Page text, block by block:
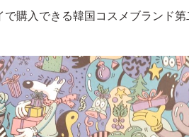
で購入できる韓国コスメブランド第